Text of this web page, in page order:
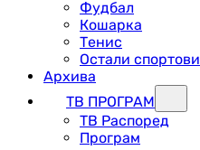
Фудбал
Кошарка
Тенис
Остали спортови
Архива
ТВ ПРОГРАМ
ТВ Распоред
Програм